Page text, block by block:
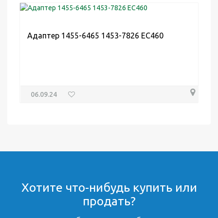
Адаптер 1455-6465 1453-7826 EC460
06.09.24
Хотите что-нибудь купить или
продать?